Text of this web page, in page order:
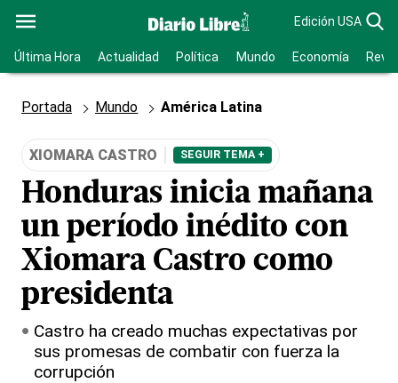
Edición USA
Última Hora Actualidad Política Mundo Economía
Portada Mundo América Latina
XIOMARA CASTRO SEGUIR TEMA +
Honduras inicia mañana
un período inédito con
Xiomara Castro como
presidenta
Castro ha creado muchas expectativas por
sus promesas de combatir con fuerza la
corrupción